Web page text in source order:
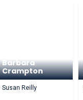
Barbara
Crampton
Susan Reilly